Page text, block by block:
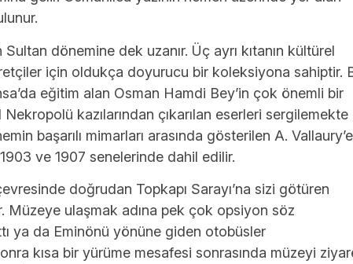
dönemine dek uzanır. Üç ayrı kıtanın kültürel
için oldukça doyurucu bir koleksiyona sahiptir.
eğitim alan Osman Hamdi Bey’in çok önemli bir
kazılarından çıkarılan eserleri sergilemekte
başarılı mimarları arasında gösterilen A. Vallaury’e
ve 1907 senelerinde dahil edilir.
doğrudan Topkapı Sarayı’na sizi götüren
Müzeye ulaşmak adına pek çok opsiyon söz
ya da Eminönü yönüne giden otobüsler
kısa bir yürüme mesafesi sonrasında müzeyi